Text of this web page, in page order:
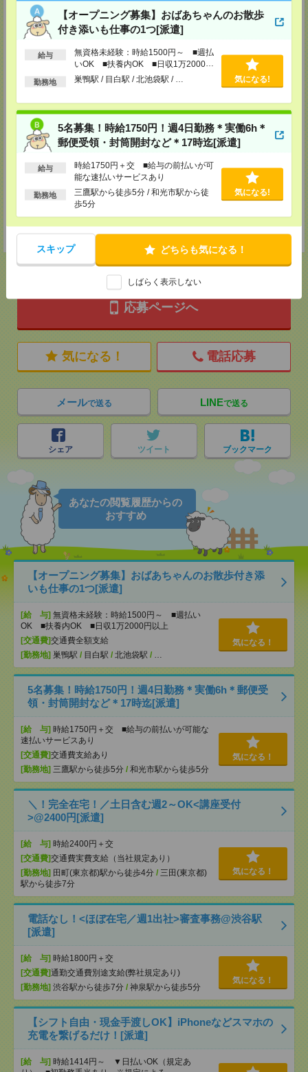
【オープニング募集】おばあちゃんのお散歩
付き添いも仕事の1つ[派遣]
給与
無資格未経験：時給1500円～ ■週払
いOK ■扶養内OK ■日収1万2000円
以上
勤務地 巣鴨駅 / 目白駅 / 北池袋駅 / … 気になる!
5名募集！時給1750円！週4日勤務＊実働6h＊
郵便受領・封筒開封など＊17時迄[派遣]
給与
時給1750円＋交 ■給与の前払いが可
能な速払いサービスあり
勤務地
三鷹駅から徒歩5分 / 和光市駅から徒
歩5分
気になる!
スキップ どちらも気になる！
しばらく表示しない
メディカルケア事業部 立川事業所
東京都立川市錦町1-12-14
TEL：0120-934-200
MAIL：
tenshoku@nikken-ts.jp
担当：採用担当
メディカルケア事業部 町田オフィス
東京都町田市森野1-7-23 大樹生命町田ビル6F
MAIL：tenshoku@nikken-ts.jp
担当：採用担当
メディカルケア事業部 横浜オフィス
神奈川県横浜市保土ケ谷区神戸町134 横浜ビジネスパークサウスタワー
TEL：0120-901-799
tenshoku@nikken-ts.jp
担当：採用担当
★今ならご来社登録でQUOカード2000円分をプレゼント中★
応募ページへ
気になる！ 電話応募
メールで送る LINEで送る
シェア ツイート ブックマーク
あなたの閲覧履歴からの
おすすめ
【オープニング募集】おばあちゃんのお散歩付き添
いも仕事の1つ[派遣]
[給 与] 無資格未経験：時給1500円～ ■週払い
OK ■扶養内OK ■日収1万2000円以上
[交通費]交通費全額支給
[勤務地] 巣鴨駅 / 目白駅 / 北池袋駅 / …
気になる！
5名募集！時給1750円！週4日勤務＊実働6h＊郵便受
領・封筒開封など＊17時迄[派遣]
[給 与] 時給1750円＋交 ■給与の前払いが可能な
速払いサービスあり
[交通費]交通費支給あり
[勤務地] 三鷹駅から徒歩5分 / 和光市駅から徒歩5分
気になる！
＼！完全在宅！／土日含む週2～OK<講座受付
>@2400円[派遣]
[給 与] 時給2400円＋交
[交通費]交通費実費支給（当社規定あり）
[勤務地] 田町(東京都)駅から徒歩4分 / 三田(東京都)
駅から徒歩7分
気になる！
電話なし！<ほぼ在宅／週1出社>審査事務@渋谷駅
[派遣]
[給 与] 時給1800円＋交
[交通費]通勤交通費別途支給(弊社規定あり)
[勤務地] 渋谷駅から徒歩7分 / 神泉駅から徒歩5分
気になる！
【シフト自由・現金手渡しOK】iPhoneなどスマホの
充電を繋げるだけ！[派遣]
[給 与] 時給1414円～ ▼日払いOK（規定あ